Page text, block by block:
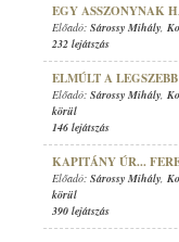
EGY ASSZONYNAK
Előadó: Sárossy Mihály,
232 lejátszás
ELMÚLT A
Előadó: Sárossy Mihály,
körül
146 lejátszás
KAPITÁNY ÚR...
Előadó: Sárossy Mihály,
körül
390 lejátszás